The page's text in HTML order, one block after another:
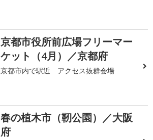
京都市役所前広場フリーマー
ケット（4月）／京都府
京都市内で駅近 アクセス抜群会場
春の植木市（靭公園）／大阪
府